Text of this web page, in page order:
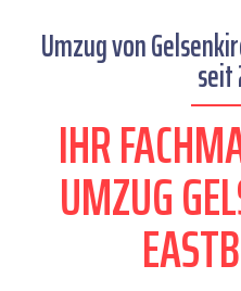
Umzug von
seit
IHR
UMZUG